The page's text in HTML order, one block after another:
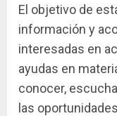
El objetivo de
información y
interesadas en
ayudas en
conocer,
las